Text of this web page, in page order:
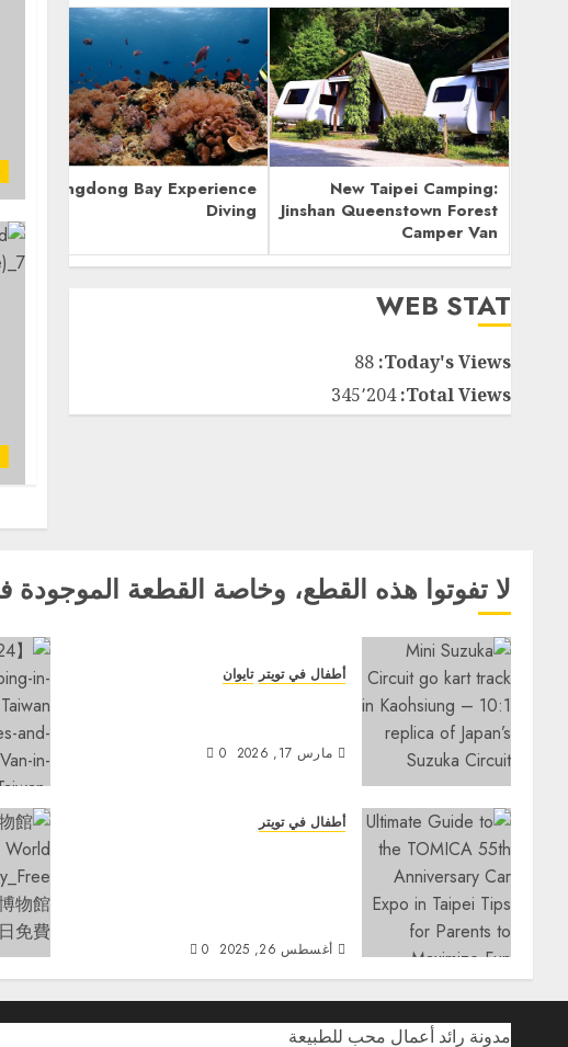
New Taipei Camping:
Jinshan Queenstown Forest
Camper Van
Longdong Bay Experience
Diving
WEB STAT
Today's Views:
88
Total Views: 345٬204
لا تفوتوا هذه القطع، وخاصة القطعة الموجودة
أطفال في تويتر تايوان
مارس 17, 2026 0
أطفال في تويتر
أغسطس 26, 2025 0
مدونة رائد أعمال محب للطبيعة